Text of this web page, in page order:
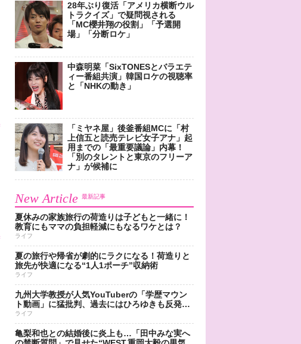
28年ぶり復活「アメリカ横断ウル
トラクイズ」で疑問視される
「MC櫻井翔の役割」「予選開
場」「分断ロケ」
中森明菜「SixTONESとバラエテ
ィー番組共演」韓国ロケの視聴率
と「NHKの動き」
「ミヤネ屋」後釜番組MCに「村
上信五と読売テレビ女子アナ」起
用までの「最重要議論」内幕！
「別のタレントと東京のフリーア
ナ」が候補に
New Article 最新記事
夏休みの家族旅行の荷造りは子どもと一緒に！
教育にもママの負担軽減にもなるワケとは？
ライフ
夏の旅行や帰省が劇的にラクになる！荷造りと
旅先が快適になる“1人1ポーチ”収納術
ライフ
九州大学教授が人気YouTuberの「学歴マウン
ト動画」に猛批判、過去にはひろゆきも反発…
ライフ
亀梨和也との結婚後に炎上も…「田中みな実へ